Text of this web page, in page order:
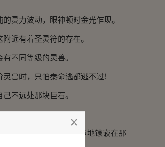
灵力波动，眼神顿时金光乍现。
近有着圣灵符的存在。
不同等级的灵兽。
兽时，只怕秦命逃都逃不过！
不远处那块巨石。
黑金色的符令就安静地镶嵌在那